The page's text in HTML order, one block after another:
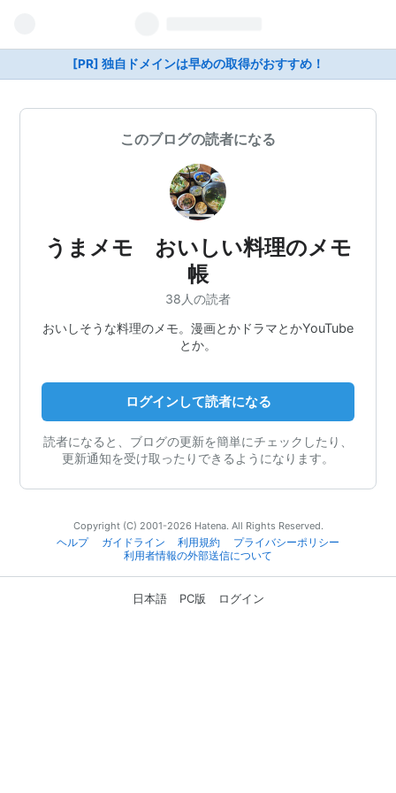
[PR] 独自ドメインは早めの取得がおすすめ！
このブログの読者になる
うまメモ おいしい料理のメモ
帳
38人の読者
おいしそうな料理のメモ。漫画とかドラマとかYouTube
とか。
ログインして読者になる
読者になると、ブログの更新を簡単にチェックしたり、
更新通知を受け取ったりできるようになります。
Copyright (C) 2001-2026 Hatena. All Rights Reserved.
ヘルプ
ガイドライン 利用規約
プライバシーポリシー
利用者情報の外部送信について
日本語 PC版 ログイン